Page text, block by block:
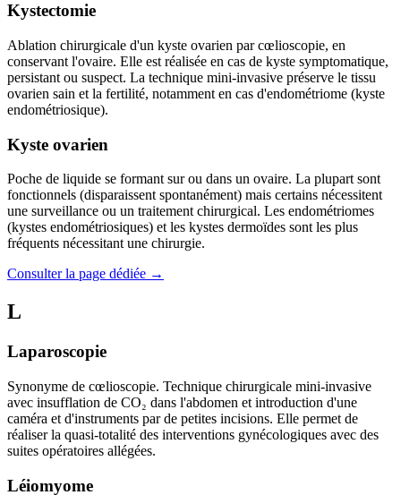
Kystectomie
Ablation chirurgicale d'un kyste ovarien par cœlioscopie, en
conservant l'ovaire. Elle est réalisée en cas de kyste symptomatique,
persistant ou suspect. La technique mini-invasive préserve le tissu
ovarien sain et la fertilité, notamment en cas d'endométriome (kyste
endométriosique).
Kyste ovarien
Poche de liquide se formant sur ou dans un ovaire. La plupart sont
fonctionnels (disparaissent spontanément) mais certains nécessitent
une surveillance ou un traitement chirurgical. Les endométriomes
(kystes endométriosiques) et les kystes dermoïdes sont les plus
fréquents nécessitant une chirurgie.
Consulter la page dédiée →
L
Laparoscopie
Synonyme de cœlioscopie. Technique chirurgicale mini-invasive
avec insufflation de CO₂ dans l'abdomen et introduction d'une
caméra et d'instruments par de petites incisions. Elle permet de
réaliser la quasi-totalité des interventions gynécologiques avec des
suites opératoires allégées.
Léiomyome